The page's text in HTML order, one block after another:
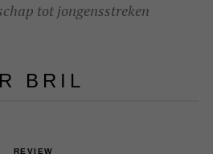
tot jongensstreken
BRIL
REVIEW